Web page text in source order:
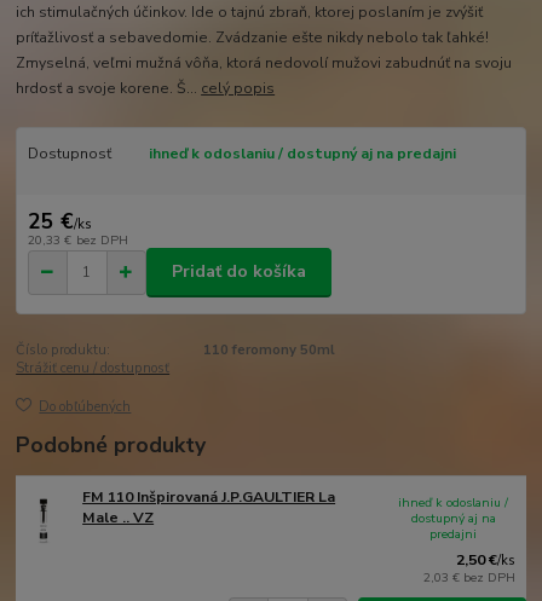
ich stimulačných účinkov. Ide o tajnú zbraň, ktorej poslaním je zvýšiť
príťažlivosť a sebavedomie. Zvádzanie ešte nikdy nebolo tak ľahké!
Zmyselná, veľmi mužná vôňa, ktorá nedovolí mužovi zabudnúť na svoju
hrdosť a svoje korene. Š... celý popis
Dostupnosť ihneď k odoslaniu / dostupný aj na predajni
25 €/ks
20,33 € bez DPH
Pridať do košíka
Číslo produktu:
110 feromony 50ml
Strážiť cenu / dostupnosť
Do obľúbených
Podobné produkty
FM 110 Inšpirovaná J.P.GAULTIER La
Male .. VZ
2,50 €/ks
2,03 € bez DPH
ihneď k odoslaniu /
dostupný aj na
predajni